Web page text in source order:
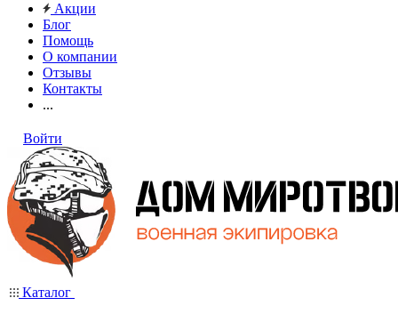
Акции
Блог
Помощь
О компании
Отзывы
Контакты
...
Войти
Каталог